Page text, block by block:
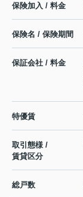
保険加入 / 料金
保険名 / 保険期間
保証会社 / 料金
特優賃
取引態様 /
賃貸区分
総戸数